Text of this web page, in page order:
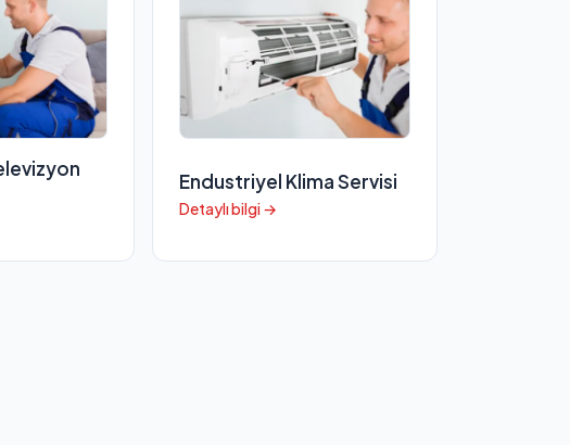
Endustriyel Klima Servisi
Detaylı bilgi →